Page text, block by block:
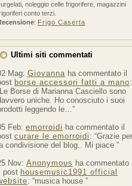
noleggio celle frigorifere, magazzini
conto terzi.
: Frigo Caserta
Ultimi siti commentati
Mag: Giovanna ha commentato il
borse accessori fatti a mano:
Borse di Marianna Casciello sono
uniche. Ho conosciuto i suoi
leggendo le…”
Feb: emorroidi ha commentato il
curare le emorroidi : “Grazie per
condivisione del blog.. Mi piace ”
Nov: Anonymous ha commentato
post housemusic1991 official
: “musica house ”